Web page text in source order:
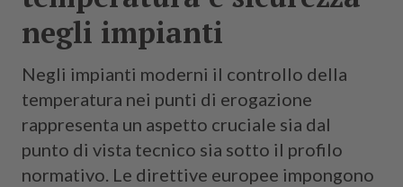
negli impianti
Negli impianti moderni il controllo della
temperatura nei punti di erogazione
rappresenta un aspetto cruciale sia dal
punto di vista tecnico sia sotto il profilo
normativo. Le direttive europee impongono